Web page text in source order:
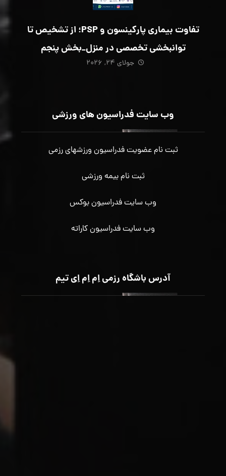
تفاوت بیماری پارکینسون و PSP؛ از تشخیص تا
توانبخشی تخصصی در منزل_بخش پنجم
جولای ۲۴, ۲۰۲۶
وب سایت فدراسیون های ورزشی
ثبت نام عضویت فدراسیون ورزشهای رزمی
ثبت نام بیمه ورزشی
وب سایت فدراسیون بوکس
وب سایت فدراسیون کاراته
آدرس باشگاه رزمی اِم اِم اِی تیم